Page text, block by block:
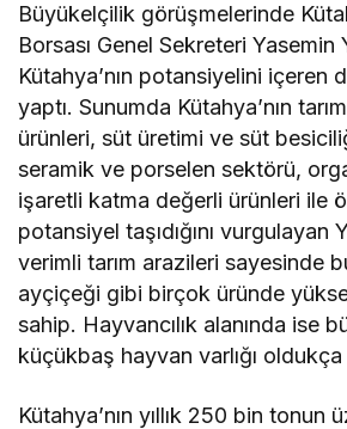
Büyükelçilik görüşmelerinde
Borsası Genel Sekreteri Yasemin
Kütahya’nın potansiyelini içeren
yaptı. Sunumda Kütahya’nın
ürünleri, süt üretimi ve süt
seramik ve porselen sektörü,
işaretli katma değerli ürünleri ile
potansiyel taşıdığını vurgulayan
verimli tarım arazileri sayesinde
ayçiçeği gibi birçok üründe
sahip. Hayvancılık alanında ise
küçükbaş hayvan varlığı
Kütahya’nın yıllık 250 bin tonun